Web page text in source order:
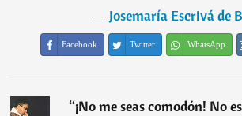
―Josemaría Escrivá de
Facebook Twitter WhatsApp
“¡No me seas comodón! No